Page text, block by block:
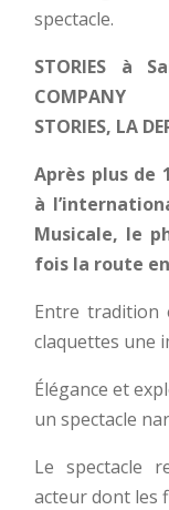
spectacle.
STORIES à
COMPANY
STORIES, LA
Après plus de
à
Musicale, le
fois la route en
Entre tradition
claquettes une
Élégance et
un spectacle
Le spectacle
acteur dont les